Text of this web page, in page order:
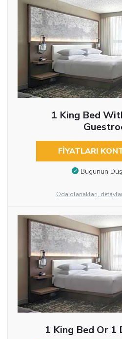
1 King Bed
FIYATLARI
Bugünün
Oda olanakları,
1 King Bed Or 1